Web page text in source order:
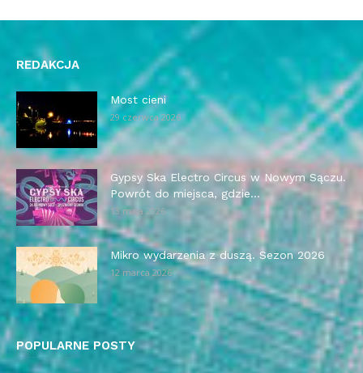
REDAKCJA
Most cieni
29 czerwca 2026
Gypsy Ska Electro Circus w Nowym Sączu.
Powrót do miejsca, gdzie...
13 maja 2026
Mikro wydarzenia z duszą. Sezon 2026
12 marca 2026
POPULARNE POSTY